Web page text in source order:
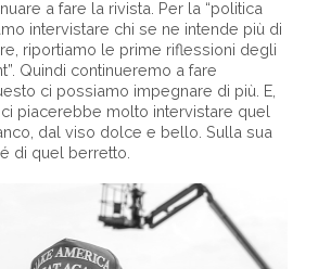
a fare la rivista. Per la “politica
intervistare chi se ne intende più di
riportiamo le prime riflessioni degli
Quindi continueremo a fare
ci possiamo impegnare di più. E,
piacerebbe molto intervistare quel
dal viso dolce e bello. Sulla sua
di quel berretto.